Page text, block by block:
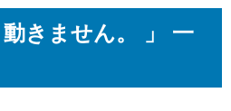
動きません。 」 一